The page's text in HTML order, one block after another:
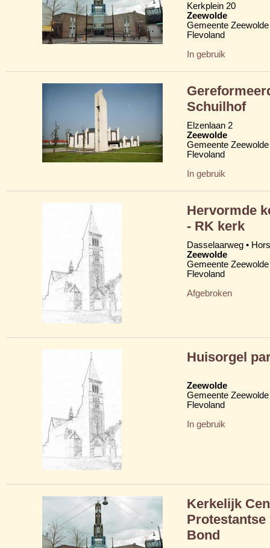
Kerkplein 20
Zeewolde
Gemeente Zeewolde
Flevoland
In gebruik
Schuilhof
Elzenlaan 2
Zeewolde
Gemeente Zeewolde
Flevoland
In gebruik
Hervormde
- RK kerk
Dasselaarweg •
Zeewolde
Gemeente Zeewolde
Flevoland
Afgebroken
Huisorgel
Zeewolde
Gemeente Zeewolde
Flevoland
In gebruik
Kerkelijk
Protestantse
Bond